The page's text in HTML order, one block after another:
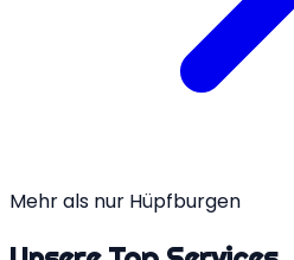
Mehr als nur Hüpfburgen